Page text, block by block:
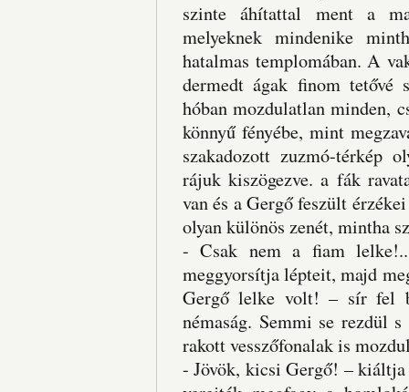
szinte áhítattal ment a
melyeknek mindenike
hatalmas templomában. A
dermedt ágak finom tetővé
hóban mozdulatlan minden,
könnyű fényébe, mint
szakadozott zuzmó-térkép
rájuk kiszögezve. a fák
van és a Gergő feszült
olyan különös zenét, mintha
- Csak nem a fiam
meggyorsítja lépteit, majd
Gergő lelke volt! – sír fel
némaság. Semmi se rezdül
rakott vesszőfonalak is
- Jövök, kicsi Gergő! –